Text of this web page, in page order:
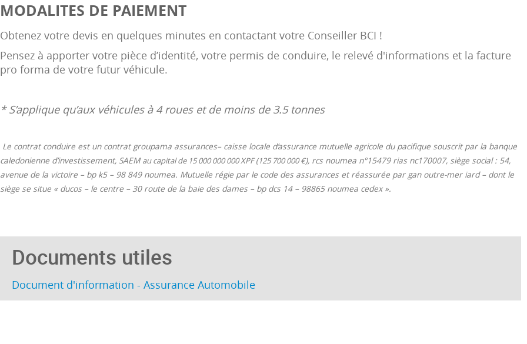
MODALITES DE PAIEMENT
Obtenez votre devis en quelques minutes en contactant votre Conseiller BCI !
Pensez à apporter votre pièce d’identité, votre permis de conduire, le relevé d'informations et la facture
pro forma de votre futur véhicule.
* S’applique qu’aux véhicules à 4 roues et de moins de 3.5 tonnes
Le contrat conduire est un contrat groupama assurances– caisse locale d’assurance mutuelle agricole du pacifique souscrit par la banque
caledonienne d’investissement, SAEMau capital de 15 000 000 000 XPF (125 700 000 €), rcs noumea n°15479 rias nc170007, siège social : 54,
avenue de la victoire – bp k5 – 98 849 noumea. Mutuelle régie par le code des assurances et réassurée par gan outre-mer iard – dont le
siège se situe « ducos – le centre – 30 route de la baie des dames – bp dcs 14 – 98865 noumea cedex ».
Documents utiles
Document d'information - Assurance Automobile